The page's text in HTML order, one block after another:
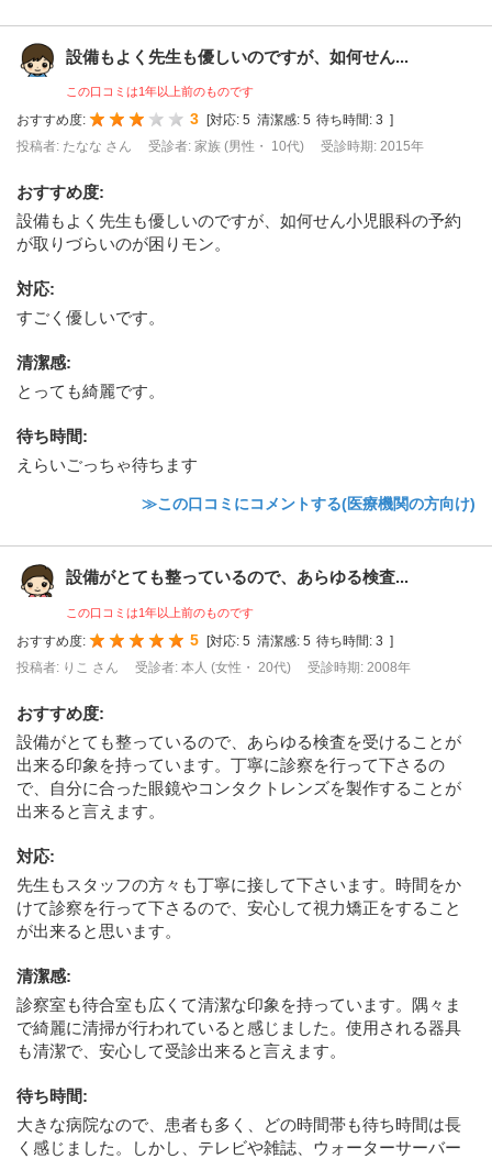
設備もよく先生も優しいのですが、如何せん...
この口コミは1年以上前のものです
おすすめ度: 3 対応: 5 清潔感: 5 待ち時間: 3
投稿者: たなな さん
受診者: 家族 (男性・ 10代) 受診時期: 2015年
おすすめ度:
設備もよく先生も優しいのですが、如何せん小児眼科の予約
が取りづらいのが困りモン。
対応:
すごく優しいです。
清潔感:
とっても綺麗です。
待ち時間:
えらいごっちゃ待ちます
≫この口コミにコメントする(医療機関の方向け)
設備がとても整っているので、あらゆる検査...
この口コミは1年以上前のものです
おすすめ度: 5 [対応: 5 清潔感: 5 待ち時間: 3 ]
投稿者: りこ さん
受診者: 本人 (女性・ 20代) 受診時期: 2008年
おすすめ度:
設備がとても整っているので、あらゆる検査を受けることが
出来る印象を持っています。丁寧に診察を行って下さるの
で、自分に合った眼鏡やコンタクトレンズを製作することが
出来ると言えます。
対応:
先生もスタッフの方々も丁寧に接して下さいます。時間をか
けて診察を行って下さるので、安心して視力矯正をすること
が出来ると思います。
清潔感:
診察室も待合室も広くて清潔な印象を持っています。隅々ま
で綺麗に清掃が行われていると感じました。使用される器具
も清潔で、安心して受診出来ると言えます。
待ち時間:
大きな病院なので、患者も多く、どの時間帯も待ち時間は長
く感じました。しかし、テレビや雑誌、ウォーターサーバー